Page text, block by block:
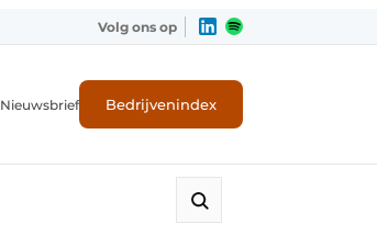
Volg ons op
Nieuwsbrief Bedrijvenindex